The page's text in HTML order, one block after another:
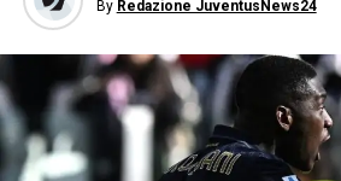
By Redazione JuventusNews24